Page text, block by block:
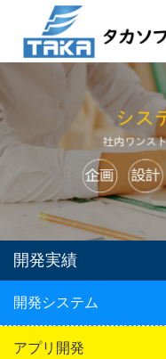
開発実績
開発システム
アプリ開発